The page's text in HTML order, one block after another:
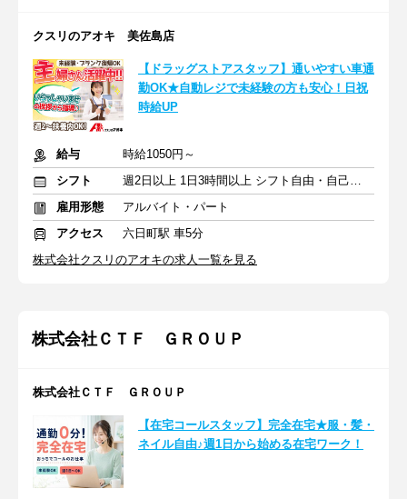
クスリのアオキ 美佐島店
【ドラッグストアスタッフ】通いやすい車通
勤OK★自動レジで未経験の方も安心！日祝
時給UP
給与
時給1050円～
シフト
週2日以上 1日3時間以上 シフト自由・自己申告
雇用形態
アルバイト・パート
アクセス
六日町駅 車5分
株式会社クスリのアオキの求人一覧を見る
株式会社ＣＴＦ ＧＲＯＵＰ
株式会社ＣＴＦ ＧＲＯＵＰ
【在宅コールスタッフ】完全在宅★服・髪・
ネイル自由♪週1日から始める在宅ワーク！